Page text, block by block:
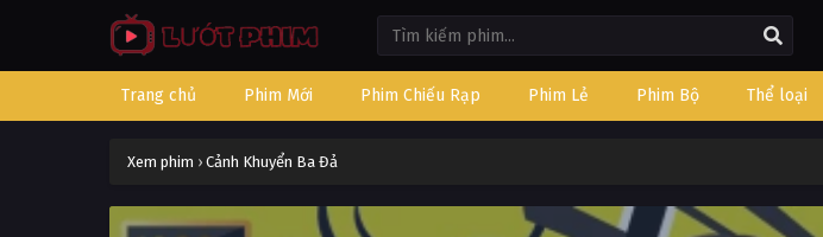
Trang chủ Phim Mới Phim Chiếu Rạp Phim Lẻ Phim Bộ Thể loại
Xem phim › Cảnh Khuyển Ba Đả